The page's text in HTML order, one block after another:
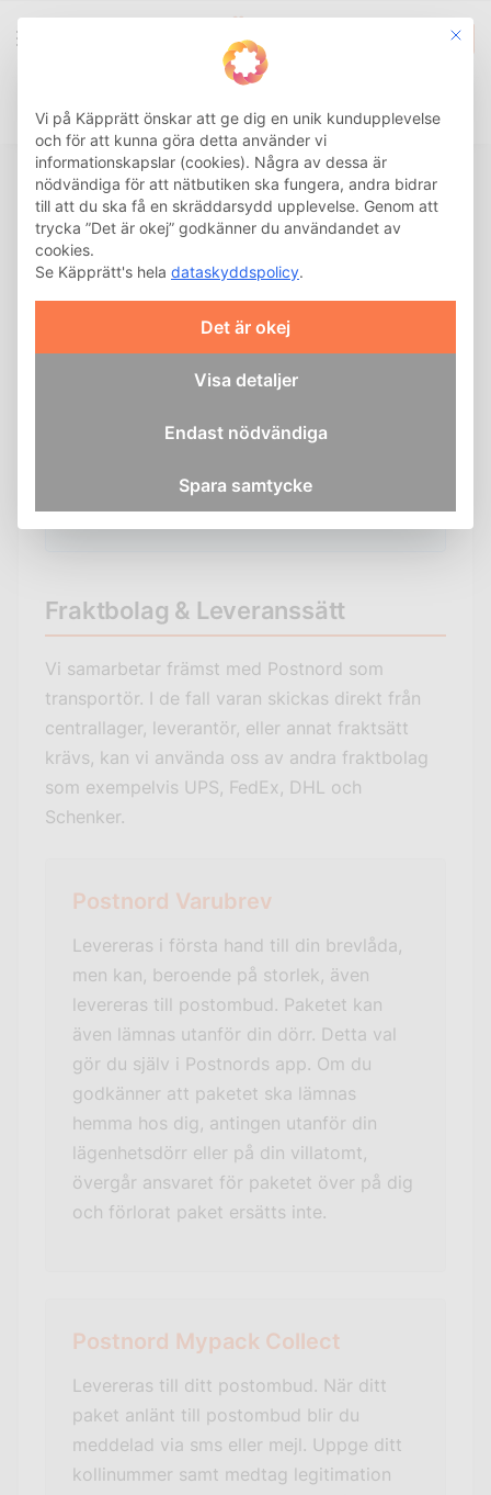
0
Frakt & Leverans
Fraktvillkor
Fri frakt för beställningar över 500 kr till
Hemleverans: 99 kr (väljs i kassan)
Fraktbolag & Leveranssätt
Vi samarbetar främst med Postnord som
transportör. I de fall varan skickas direkt från
centrallager, leverantör, eller annat fraktsätt
krävs, kan vi använda oss av andra fraktbolag
som exempelvis UPS, FedEx, DHL och
Schenker.
Postnord Varubrev
Levereras i första hand till din brevlåda,
men kan, beroende på storlek, även
levereras till postombud. Paketet kan
även lämnas utanför din dörr. Detta val
gör du själv i Postnords app. Om du
godkänner att paketet ska lämnas
hemma hos dig, antingen utanför din
lägenhetsdörr eller på din villatomt,
övergår ansvaret för paketet över på dig
och förlorat paket ersätts inte.
Postnord Mypack Collect
Levereras till ditt postombud. När ditt
paket anlänt till postombud blir du
meddelad via sms eller mejl. Uppge ditt
kollinummer samt medtag legitimation
This
Vi på Käpprätt önskar att ge dig en unik kundupplevelse
och för att kunna göra detta använder vi
informationskapslar (cookies). Några av dessa är
nödvändiga för att nätbutiken ska fungera, andra bidrar
till att du ska få en skräddarsydd upplevelse. Genom att
trycka ”Det är okej” godkänner du användandet av
cookies.
Se Käpprätt's hela dataskyddspolicy.
Det är okej
Visa detaljer
Endast nödvändiga
Spara samtycke